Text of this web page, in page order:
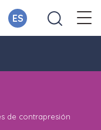
ES
de contrapresión